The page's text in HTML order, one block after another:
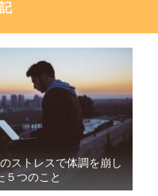
ストレスで体調を崩し
５つのこと